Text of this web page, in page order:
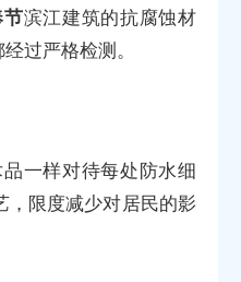
滨江建筑的抗腐蚀材
过严格检测。
一样对待每处防水细
，限度减少对居民的影